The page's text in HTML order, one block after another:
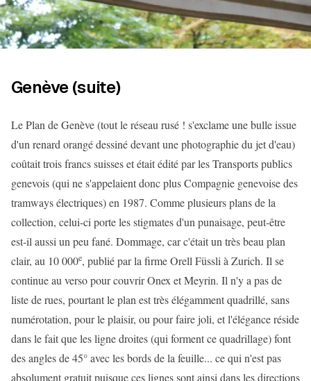
Genève (suite)
Le Plan de Genève (tout le réseau rusé ! s'exclame une bulle issue
d'un renard orangé dessiné devant une photographie du jet d'eau)
coûtait trois francs suisses et était édité par les Transports publics
genevois (qui ne s'appelaient donc plus Compagnie genevoise des
tramways électriques) en 1987. Comme plusieurs plans de la
collection, celui-ci porte les stigmates d'un punaisage, peut-être
est-il aussi un peu fané. Dommage, car c'était un très beau plan
clair, au 10 000e, publié par la firme Orell Füssli à Zurich. Il se
continue au verso pour couvrir Onex et Meyrin. Il n'y a pas de
liste de rues, pourtant le plan est très élégamment quadrillé, sans
numérotation, pour le plaisir, ou pour faire joli, et l'élégance réside
dans le fait que les ligne droites (qui forment ce quadrillage) font
des angles de 45° avec les bords de la feuille... ce qui n'est pas
absolument gratuit puisque ces lignes sont ainsi dans les directions